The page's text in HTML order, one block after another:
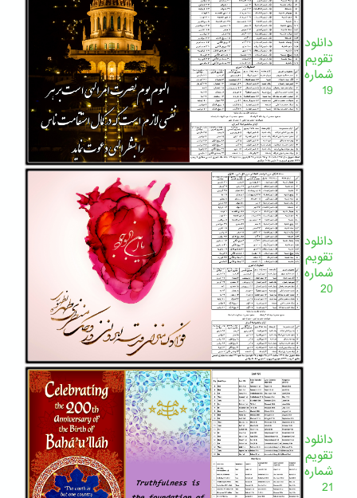
دانلود
تقویم
شماره
19
دانلود
تقویم
شماره
20
دانلود
تقویم
شماره
21